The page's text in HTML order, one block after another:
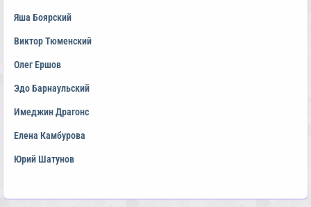
Яша Боярский
Виктор Тюменский
Олег Ершов
Эдо Барнаульский
Имеджин Драгонс
Елена Камбурова
Юрий Шатунов